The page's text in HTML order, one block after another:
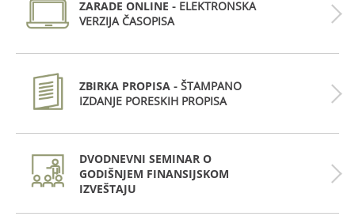
ZARADE ONLINE - ELEKTRONSKA
VERZIJA ČASOPISA
ZBIRKA PROPISA - ŠTAMPANO
IZDANJE PORESKIH PROPISA
DVODNEVNI SEMINAR O
GODIŠNJEM FINANSIJSKOM
IZVEŠTAJU